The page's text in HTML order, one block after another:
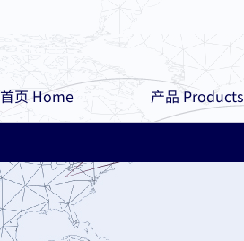
首页 Home 产品 Products